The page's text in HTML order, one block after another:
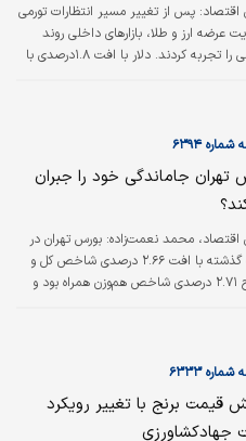
اقتصاد: پس از تغییر مسیر انتظارات تورمی
عرضه ارز و طلا، بازارهای داخلی روند
کاهشی را تجربه کردند. دلار با افت ۱.۸درصدی با
شماره ۶۳۹۴
تهران جاماندگی خود را جبران
اقتصاد، محمد نعمت‌زاده: بورس تهران در
هفته گذشته با افت ۲.۶۶ درصدی شاخص کل و
اصلاح ۲.۷۱ درصدی شاخص هم‌وزن همراه بود و
شماره ۶۳۳۳
قیمت برنج با تغییر رویکرد
جهادکشاورزی